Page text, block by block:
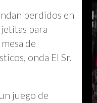
perdidos en
para
de
onda El Sr.
juego de